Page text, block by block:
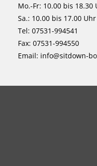
Mo.-Fr: 10.00 bis 18.30
Sa.: 10.00 bis 17.00 Uhr
Tel: 07531-994541
Fax: 07531-994550
Email: info@sitdown-